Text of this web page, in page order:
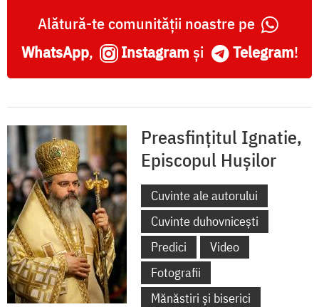
Alătură-te comunității noastre pe
WhatsApp, Instagram și Telegram!
Preasfințitul Ignatie,
Episcopul Hușilor
Cuvinte ale autorului
Cuvinte duhovnicești
Predici
Video
Fotografii
Mănăstiri și biserici